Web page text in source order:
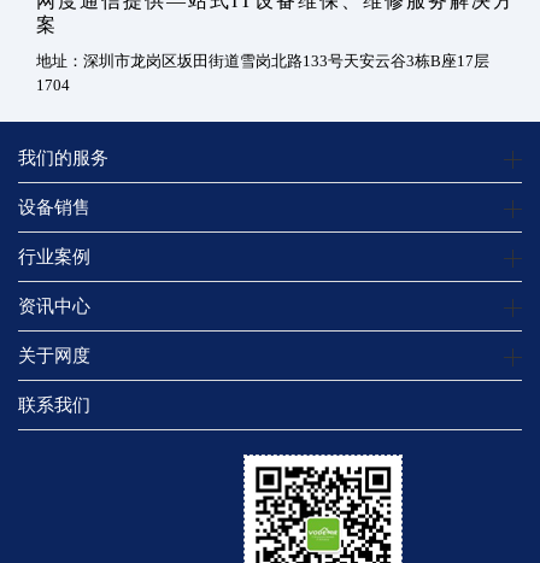
案
地址：深圳市龙岗区坂田街道雪岗北路133号天安云谷3栋B座17层
1704
我们的服务
设备销售
行业案例
资讯中心
关于网度
联系我们